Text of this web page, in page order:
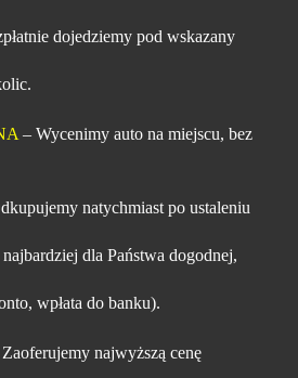
dojedziemy pod wskazany
– Wycenimy auto na miejscu, bez
natychmiast po ustaleniu
dla Państwa dogodnej,
wpłata do banku).
najwyższą cenę